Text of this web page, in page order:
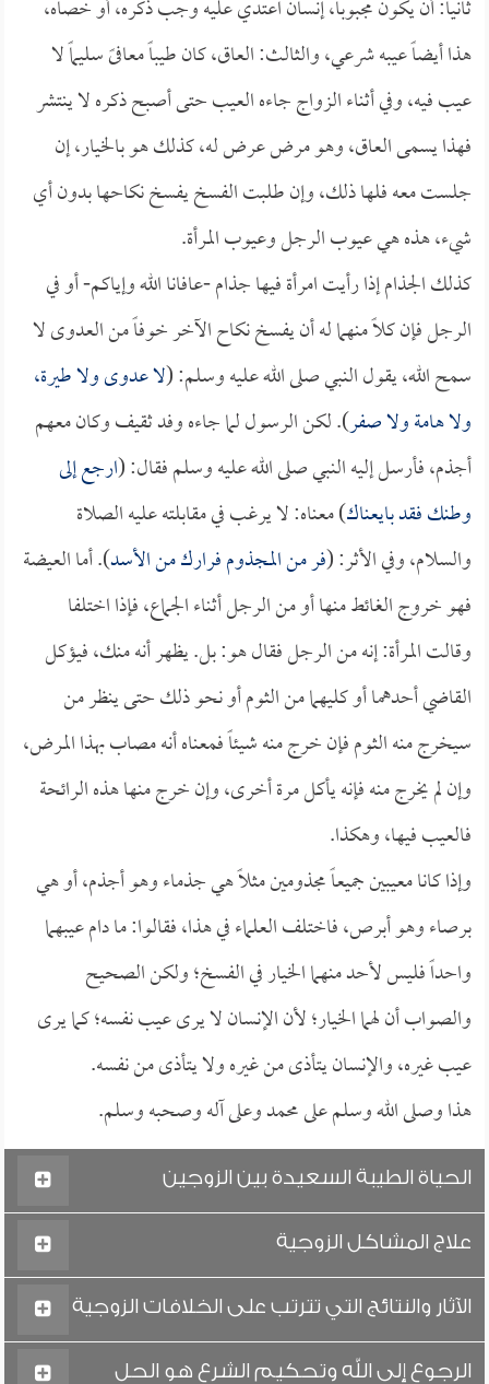
ثانياً: أن يكون مجبوباً، إنسان اُعتدي عليه وجب ذكره، أو خصاه،
هذا أيضاً عيبه شرعي، والثالث: العاق، كان طيباً معافىً سليماً لا
عيب فيه، وفي أثناء الزواج جاءه العيب حتى أصبح ذكره لا ينتشر
فهذا يسمى العاق، وهو مرض عرض له، كذلك هو بالخيار، إن
جلست معه فلها ذلك، وإن طلبت الفسخ يفسخ نكاحها بدون أي
شيء، هذه هي عيوب الرجل وعيوب المرأة.
كذلك الجذام إذا رأيت امرأة فيها جذام -عافانا الله وإياكم- أو في
الرجل فإن كلاً منهما له أن يفسخ نكاح الآخر خوفاً من العدوى لا
سمح الله، يقول النبي صلى الله عليه وسلم: (لا عدوى ولا طيرة،
ولا هامة ولا صفر). لكن الرسول لما جاءه وفد ثقيف وكان معهم
أجذم، فأرسل إليه النبي صلى الله عليه وسلم فقال: (ارجع إلى
وطنك فقد بايعناك) معناه: لا يرغب في مقابلته عليه الصلاة
والسلام، وفي الأثر: (فر من المجذوم فرارك من الأسد). أما العيضة
فهو خروج الغائط منها أو من الرجل أثناء الجماع، فإذا اختلفا
وقالت المرأة: إنه من الرجل فقال هو: بل. يظهر أنه منك، فيؤكل
القاضي أحدهما أو كليهما من الثوم أو نحو ذلك حتى ينظر من
سيخرج منه الثوم فإن خرج منه شيئاً فمعناه أنه مصاب بهذا المرض،
وإن لم يخرج منه فإنه يأكل مرة أخرى، وإن خرج منها هذه الرائحة
فالعيب فيها، وهكذا.
وإذا كانا معيبين جميعاً مجذومين مثلاً هي جذماء وهو أجذم، أو هي
برصاء وهو أبرص، فاختلف العلماء في هذا، فقالوا: ما دام عيبهما
واحداً فليس لأحد منهما الخيار في الفسخ؛ ولكن الصحيح
والصواب أن لهما الخيار؛ لأن الإنسان لا يرى عيب نفسه؛ كما يرى
عيب غيره، والإنسان يتأذى من غيره ولا يتأذى من نفسه.
هذا وصلى الله وسلم على محمد وعلى آله وصحبه وسلم.
الحياة الطيبة السعيدة بين الزوجين
علاج المشاكل الزوجية
الآثار والنتائج التي تترتب على الخلافات الزوجية
الرجوع إلى الله وتحكيم الشرع هو الحل